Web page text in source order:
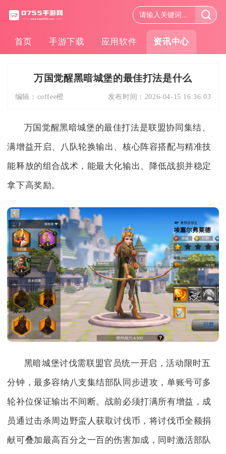
首页 手游下载 应用软件 资讯中心
万国觉醒黑暗城堡的最佳打法是什么
编辑： coffee橙 发布时间： 2026-04-15 16:36:03
万国觉醒黑暗城堡的最佳打法是联盟协同集结、
满增益开启、八队轮换输出、核心阵容搭配与精准技
能释放的组合战术，能最大化输出、降低战损并稳定
拿下高奖励。
黑暗城堡讨伐需联盟官员统一开启，活动限时五
分钟，最多容纳八支集结部队同步进攻，单账号可多
轮补位保证输出不间断。战前必须打满所有增益，成
员通过击杀周边野蛮人获取讨伐币，将讨伐币全额捐
献可叠加最高百分之一百的伤害加成，同时激活部队